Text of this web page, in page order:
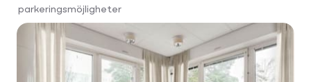
parkeringsmöjligheter